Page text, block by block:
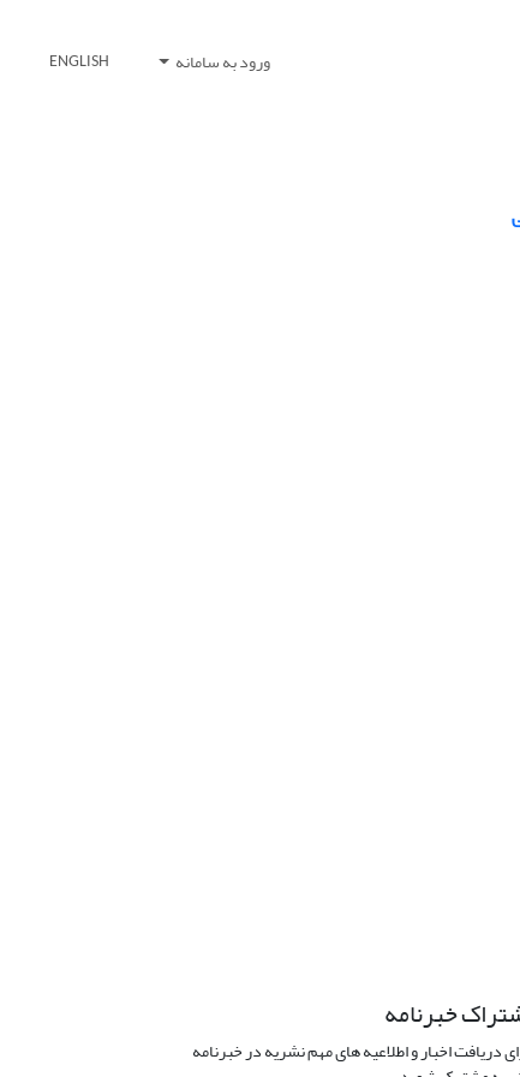
ورود به سامانه ENGLISH
خبرنامه
دریافت اخبار و اطلاعیه های مهم نشریه در خبرنامه